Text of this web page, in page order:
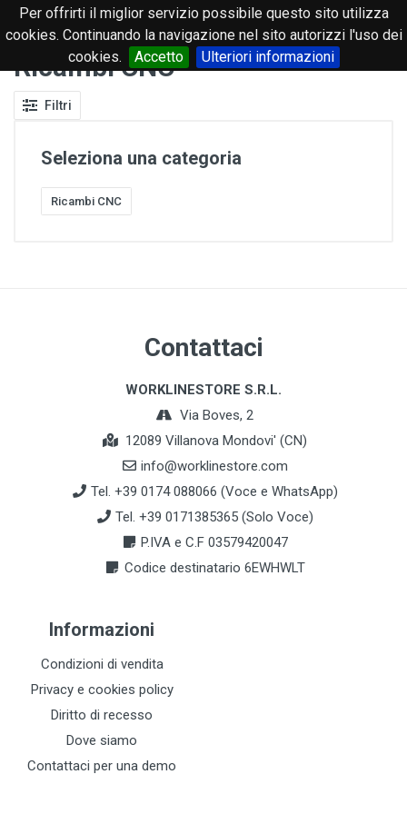
Per offrirti il miglior servizio possibile questo sito utilizza
cookies. Continuando la navigazione nel sito autorizzi l'uso dei
cookies.
Accetto Ulteriori informazioni
0
Ricambi CNC
Filtri
Seleziona una categoria
Ricambi CNC
Contattaci
WORKLINESTORE S.R.L.
Via Boves, 2
12089 Villanova Mondovi' (CN)
info@worklinestore.com
Tel. +39 0174 088066 (Voce e WhatsApp)
Tel. +39 0171385365 (Solo Voce)
P.IVA e C.F 03579420047
Codice destinatario 6EWHWLT
Informazioni
Condizioni di vendita
Privacy e cookies policy
Diritto di recesso
Dove siamo
Contattaci per una demo